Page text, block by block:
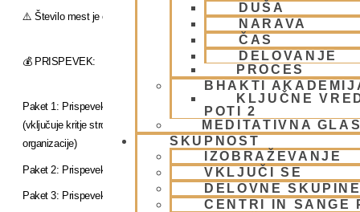
DUŠA
NARAVA
ČAS
DELOVANJE
PROCES
BHAKTI
KLJUČNE
POTI 2
MEDITATIVNA
SKUPNOST
IZOBRAŽEVANJE
VKLJUČI SE
DELOVNE
CENTRI IN SANGE
⚠️ Število mest je omejeno na obeh lokacijah.
💰 PRISPEVEK:
Paket 1: Prispevek za 4-dnevni polni paket z namestitvijo na Smolniku –
(vključuje kritje stroškov namestitve na Smolniku, prasadama, prihoda
organizacije)
Paket 2: Prispevek za 4-dnevni polni paket BREZ namestitve – 100€
Paket 3: Prispevek za dnevni paket z namestitvijo na Smolniku – 45€